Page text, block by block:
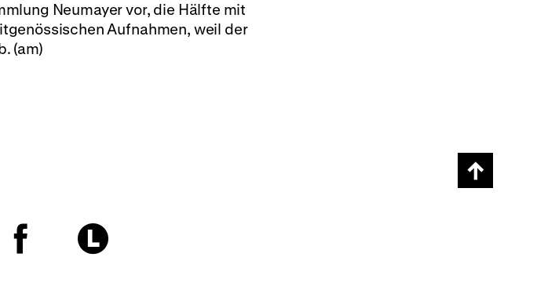
Neumayer vor, die Hälfte mit
Aufnahmen, weil der
(am)
Scroll
page
To
To